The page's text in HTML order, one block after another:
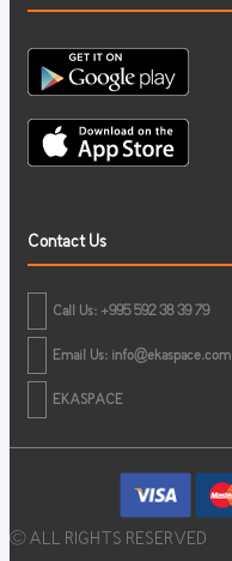
Contact Us
Call Us: +995 592 38 39 79
Email Us: info@ekaspace.com
EKASPACE
© ALL RIGHTS RESERVED